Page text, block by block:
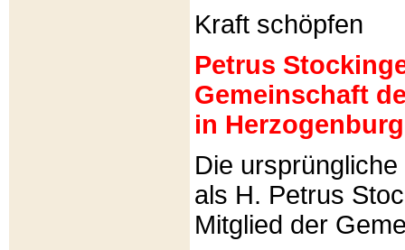
Kraft schöpfen
Petrus
Gemeinschaft
in
Die
als H. Petrus
Mitglied der